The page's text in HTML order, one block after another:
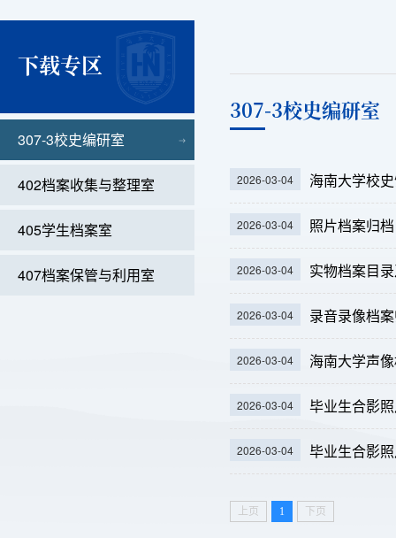
下载专区
307-3校史编研室
402档案收集与整理室
405学生档案室
407档案保管与利用室
307-3校史编研室
2026-03-04 海南大学校
2026-03-04 照片档案归
2026-03-04 实物档案目
2026-03-04 录音录像档
2026-03-04 海南大学声
2026-03-04 毕业生合影
2026-03-04 毕业生合影
上页 1 下页